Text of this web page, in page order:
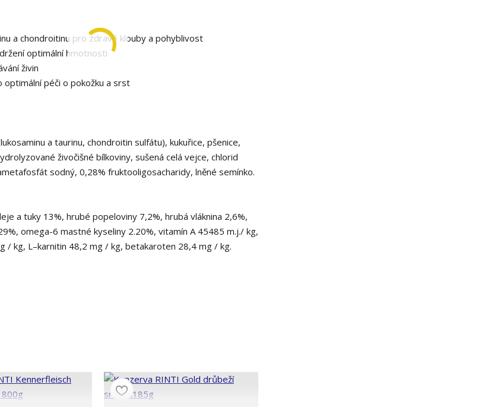
a chondroitinu pro zdravé klouby a pohyblivost
optimální hmotnosti
živin
péči o pokožku a srst
a taurinu, chondroitin sulfátu), kukuřice, pšenice,
živočišné bílkoviny, sušená celá vejce, chlorid
sodný, 0,28% fruktooligosacharidy, lněné semínko.
a tuky 13%, hrubé popeloviny 7,2%, hrubá vláknina 2,6%,
omega-6 mastné kyseliny 2.20%, vitamín A 45485 m.j./ kg,
/ kg, L–karnitin 48,2 mg / kg, betakaroten 28,4 mg / kg.